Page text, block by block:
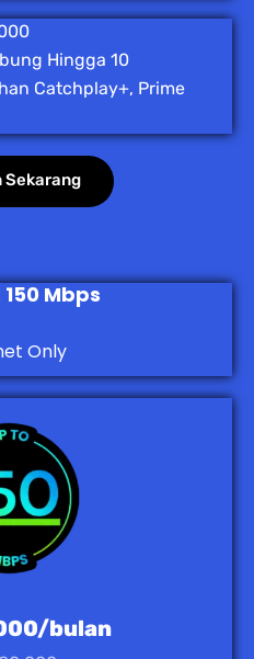
Hingga 10
Catchplay+, Prime
Sekarang
Mbps
Only
bulan